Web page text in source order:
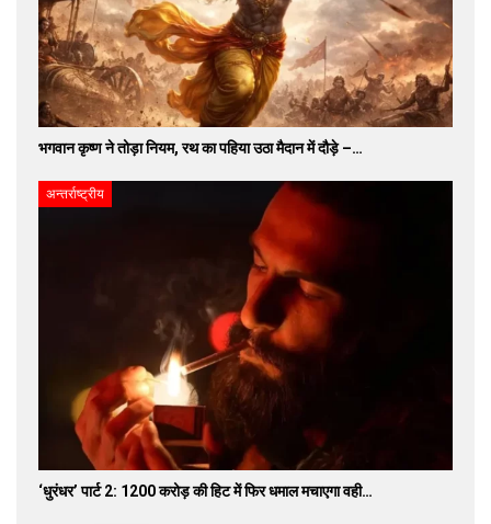
भगवान कृष्ण ने तोड़ा नियम, रथ का पहिया उठा मैदान में दौड़े –…
अन्तर्राष्ट्रीय
‘धुरंधर’ पार्ट 2: 1200 करोड़ की हिट में फिर धमाल मचाएगा वही…